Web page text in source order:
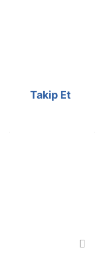
Takip Et